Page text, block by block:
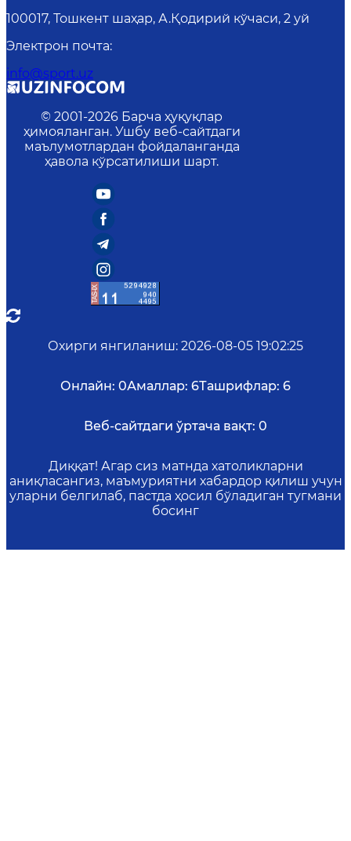
100017, Тошкент шаҳар, А.Қодирий кўчаси, 2 уй
Электрон почта:
info@sport.uz
© 2001-2026 Барча ҳуқуқлар
ҳимояланган. Ушбу веб-сайтдаги
маълумотлардан фойдаланганда
ҳавола кўрсатилиши шарт.
Охирги янгиланиш: 2026-08-05 19:02:25
Онлайн: 0Амаллар: 6Ташрифлар: 6
Веб-сайтдаги ўртача вақт: 0
Диққат! Агар сиз матнда хатоликларни
аниқласангиз, маъмуриятни хабардор қилиш учун
уларни белгилаб, пастда ҳосил бўладиган тугмани
босинг